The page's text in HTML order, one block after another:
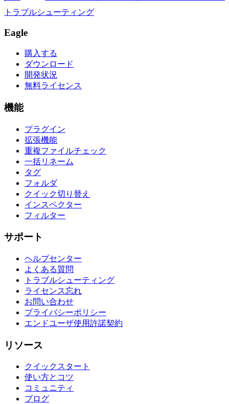
トラブルシューティング
Eagle
購入する
ダウンロード
開発状況
無料ライセンス
機能
プラグイン
拡張機能
重複ファイルチェック
一括リネーム
タグ
フォルダ
クイック切り替え
インスペクター
フィルター
サポート
ヘルプセンター
よくある質問
トラブルシューティング
ライセンス忘れ
お問い合わせ
プライバシーポリシー
エンドユーザ使用許諾契約
リソース
クイックスタート
使い方とコツ
コミュニティ
ブログ